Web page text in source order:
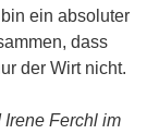
ein absoluter
dass
der Wirt nicht.
Ferchl im